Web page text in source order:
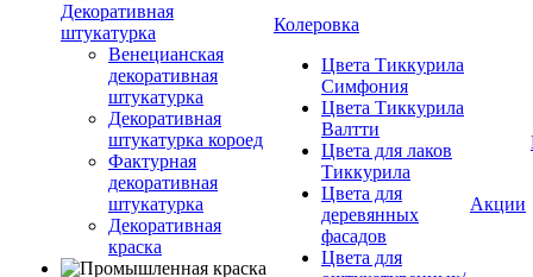
Декоративная
штукатурка
Венецианская
декоративная
штукатурка
Декоративная
штукатурка короед
Фактурная
декоративная
штукатурка
Декоративная
краска
Колеровка
Цвета Тиккурила
Симфония
Цвета Тиккурила
Валтти
Цвета для лаков
Тиккурила
Цвета для
деревянных
фасадов
Цвета для
Акции